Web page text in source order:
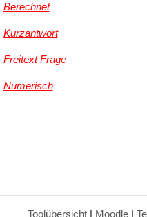
Berechnet
Kurzantwort
Freitext Frage
Numerisch
Toolübersicht| Moodle|